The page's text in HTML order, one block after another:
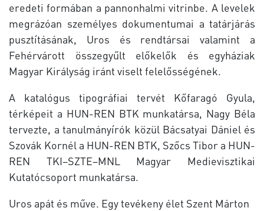
eredeti formában a pannonhalmi vitrinbe. A levelek
megrázóan személyes dokumentumai a tatárjárás
pusztításának, Uros és rendtársai valamint a
Fehérvárott összegyűlt előkelők és egyháziak
Magyar Királyság iránt viselt felelősségének.
A katalógus tipográfiai tervét Kőfaragó Gyula,
térképeit a HUN-REN BTK munkatársa, Nagy Béla
tervezte, a tanulmányírók közül Bácsatyai Dániel és
Szovák Kornél a HUN-REN BTK, Szőcs Tibor a HUN-
REN TKI–SZTE–MNL Magyar Medievisztikai
Kutatócsoport munkatársa.
Uros apát és műve. Egy tevékeny élet Szent Márton